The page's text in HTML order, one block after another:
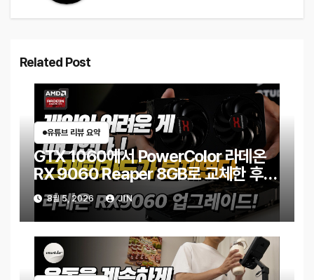
Related Post
유튜브 리뷰 요약
GTX 1060에서 PowerColor 라데온
RX 9060 Reaper 8GB로 교체한 후기
｜엘든링·몬스터 헌터 와일즈 체감 변화
8월 5, 2026 JIN